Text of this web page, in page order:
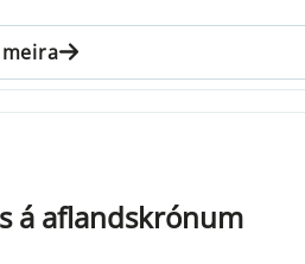
meira
á aflandskrónum